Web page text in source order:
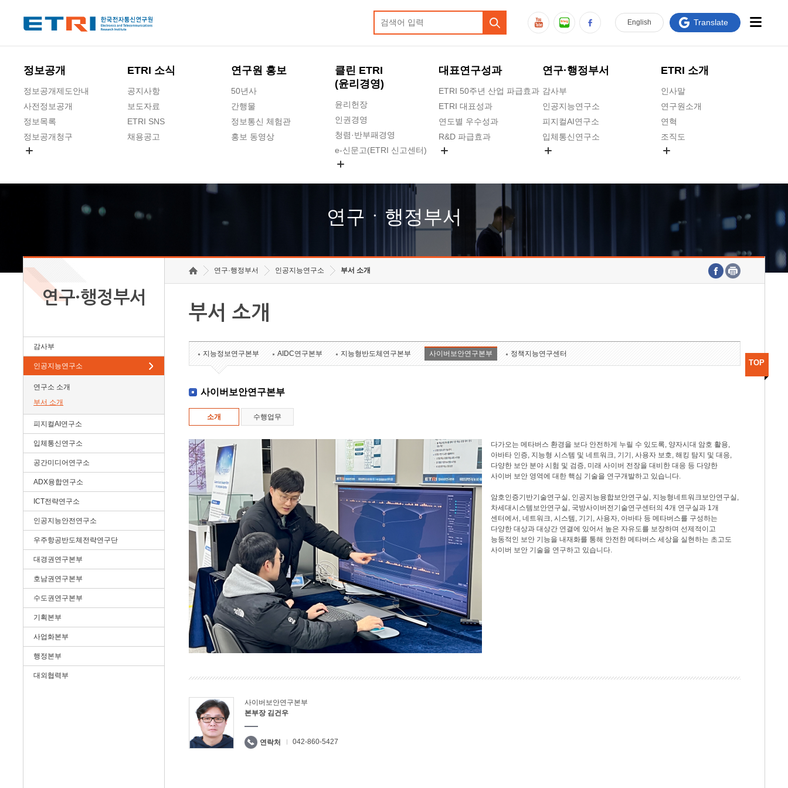
정보공개
정보공개제도안내
사전정보공개
정보목록
정보공개청구
ETRI 소식
공지사항
보도자료
ETRI SNS
채용공고
연구원 홍보
50년사
간행물
정보통신 체험관
홍보 동영상
클린 ETRI
(윤리경영)
윤리헌장
인권경영
청렴·반부패경영
e-신문고(ETRI 신고센터)
고객의소리
수의계약 현황
대표연구성과
ETRI 50주년 산업 파급효과
ETRI 대표성과
연도별 우수성과
R&D 파급효과
연구·행정부서
감사부
인공지능연구소
피지컬AI연구소
입체통신연구소
호남권연구본부
기획본부
ETRI 소개
인사말
연구원소개
연혁
조직도
연구원 고객헌장
주요업무연락처
English Translate
연구ㆍ행정부서
연구·행정부서
감사부
인공지능연구소
연구소 소개
부서 소개
피지컬AI연구소
입체통신연구소
공간미디어연구소
ADX융합연구소
ICT전략연구소
인공지능안전연구소
우주항공반도체전략연구단
대경권연구본부
호남권연구본부
수도권연구본부
기획본부
사업화본부
행정본부
대외협력부
연구·행정부서 인공지능연구소 부서 소개
부서 소개
지능정보연구본부 AIDC연구본부 지능형반도체연구본부 사이버보안연구본부 정책지능연구센터
사이버보안연구본부
소개 수행업무
다가오는 메타버스 환경을 보다 안전하게 누릴 수 있도록, 양자시대 암호 활용,
아바타 인증, 지능형 시스템 및 네트워크, 기기, 사용자 보호, 해킹 탐지 및 대응,
다양한 보안 분야 시험 및 검증, 미래 사이버 전장을 대비한 대응 등 다양한
사이버 보안 영역에 대한 핵심 기술을 연구개발하고 있습니다.
암호인증기반기술연구실, 인공지능융합보안연구실, 지능형네트워크보안연구실,
차세대시스템보안연구실, 국방사이버전기술연구센터의 4개 연구실과 1개
센터에서, 네트워크, 시스템, 기기, 사용자, 아바타 등 메타버스를 구성하는
다양한 대상과 대상간 연결에 있어서 높은 자유도를 보장하며 선제적이고
능동적인 보안 기능을 내재화를 통해 안전한 메타버스 세상을 실현하는 초고도
사이버 보안 기술을 연구하고 있습니다.
사이버보안연구본부
본부장 김건우
연락처 042-860-5427
TOP